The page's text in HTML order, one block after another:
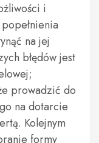
i
na jej
błędów jest
prowadzić do
na dotarcie
Kolejnym
formy